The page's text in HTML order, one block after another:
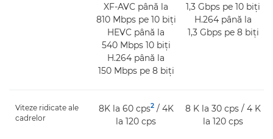
XF-AVC până la
810 Mbps pe 10 biţi
HEVC până la
540 Mbps 10 biţi
H.264 până la
150 Mbps pe 8 biţi
1,3 Gbps pe 10 biţi
H.264 până la
1,3 Gbps pe 8 biţi
Viteze ridicate ale
cadrelor
8K la 60 cps2/ 4K
la 120 cps
8 K la 30 cps / 4 K
la 120 cps